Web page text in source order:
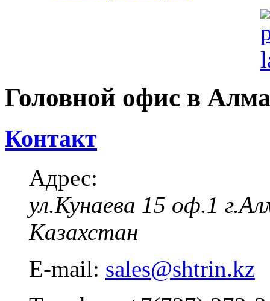
Головной офис в
Контакт
Адрес:
ул.Кунаева 15 оф.1
Казахстан
E-mail: sales@shtrin.kz